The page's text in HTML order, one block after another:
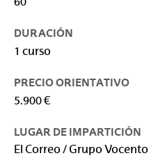
DURACIÓN
1 curso
PRECIO ORIENTATIVO
5.900 €
LUGAR DE IMPARTICIÓN
El Correo / Grupo Vocento